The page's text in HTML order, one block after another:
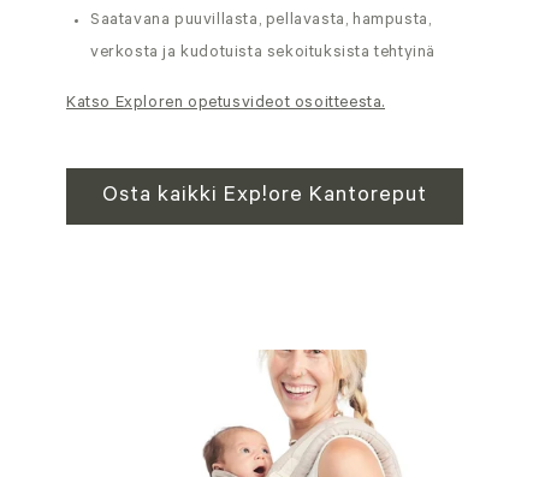
Saatavana puuvillasta, pellavasta, hampusta,
verkosta ja kudotuista sekoituksista tehtyinä
Katso Exploren opetusvideot osoitteesta.
Osta kaikki Explore Kantoreput